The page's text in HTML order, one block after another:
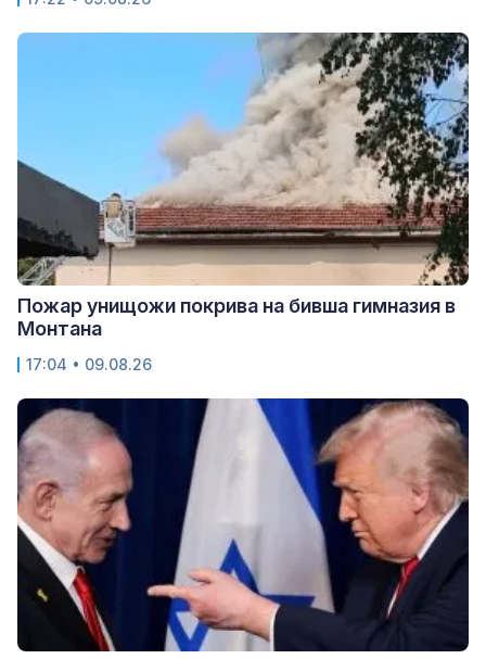
Пожар унищожи покрива на бивша гимназия в
Монтана
17:04 • 09.08.26